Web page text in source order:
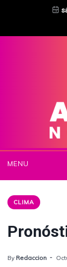
MENU
CLIMA
By Redaccion